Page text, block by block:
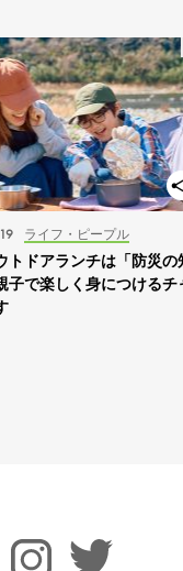
ライフ・ピープル
トドアランチは「防災の
子で楽しく身につけるチ